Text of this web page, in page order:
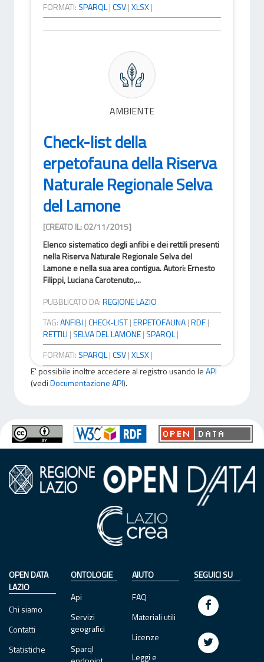
FORMATI: SPARQL|CSV|XLSX|
AMBIENTE
Check-list della
erpetofauna della Riserva
Naturale Regionale Selva
del Lamone
[CREATO IL: 02/11/2015]
Elenco sistematico degli anfibi e dei rettili presenti
nella Riserva Naturale Regionale Selva del
Lamone e nella sua area contigua. Autori: Ernesto
Filippi, Luciana Carotenuto,...
PUBBLICATO DA:REGIONE LAZIO
TAG:ANFIBI |CHECK-LIST|ERPETOFAUNA|RDF|
RETTILI | SELVA DEL LAMONE| SPARQL|
FORMATI: SPARQL|CSV|XLSX|
E' possibile inoltre accedere al registro usando leAPI
(vediDocumentazione API).
OPEN DATA
LAZIO
Chi siamo
Contatti
Statistiche
ONTOLOGIE
Api
Servizi
geografici
Sparql
AIUTO
FAQ
Materiali utili
Licenze
Leggi e
SEGUICI SU